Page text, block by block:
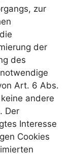
zur
der
des
Art. 6 Abs.
andere
Der
Interesse
Cookies